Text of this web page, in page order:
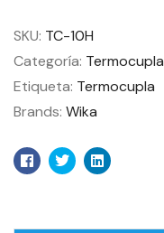
SKU: TC-10H
Categoría: Termocupla
Etiqueta: Termocupla
Brands: Wika
Facebook
TwitterLinkedin